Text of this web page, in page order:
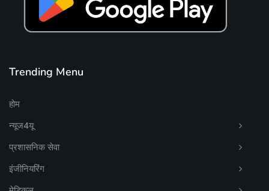
Trending Menu
होम
न्यूज4यू
प्रशासनिक सेवा
इंजीनियरिंग